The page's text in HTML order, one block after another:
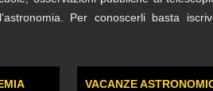
Per conoscerli basta
VACANZE